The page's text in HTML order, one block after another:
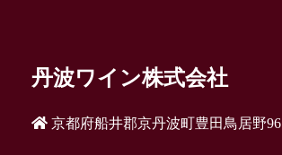
丹波ワイン株式会社
京都府船井郡京丹波町豊田鳥居野96